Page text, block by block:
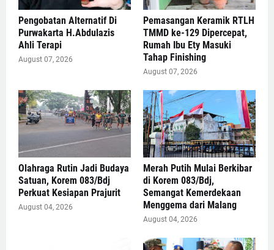
Pengobatan Alternatif Di
Purwakarta H.Abdulazis
Ahli Terapi
August 07, 2026
Pemasangan Keramik RTLH
TMMD ke-129 Dipercepat,
Rumah Ibu Ety Masuki
Tahap Finishing
August 07, 2026
Olahraga Rutin Jadi Budaya
Satuan, Korem 083/Bdj
Perkuat Kesiapan Prajurit
August 04, 2026
Merah Putih Mulai Berkibar
di Korem 083/Bdj,
Semangat Kemerdekaan
Menggema dari Malang
August 04, 2026